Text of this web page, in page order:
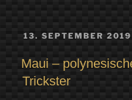
VERÖFFENTLICHT
13. SEPTEMBER 2019
Maui –
Trickster